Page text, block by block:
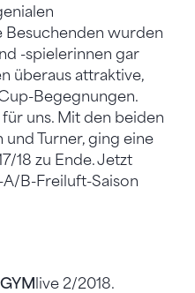
Besuchenden wurden
-spielerinnen gar
überaus attraktive,
Begegnungen.
uns. Mit den beiden
und Turner, ging eine
18 zu Ende. Jetzt
B-Freiluft-Saison
GYM live 2/2018.